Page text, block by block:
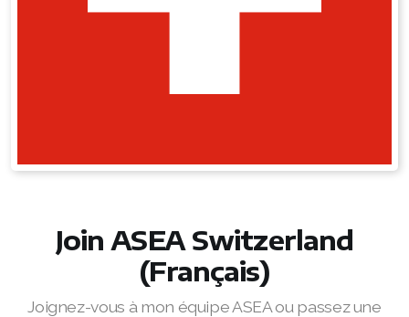
Join ASEA Switzerland
(Français)
Joignez-vous à mon équipe ASEA ou passez une
RENUADVANCED GLOW SERUM
RENUADVANCED BALANCING TONER
REDOXEnergy
REDOXMind